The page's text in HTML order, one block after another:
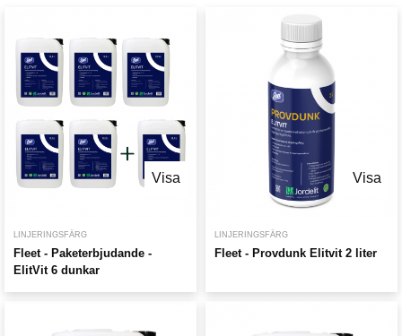
Visa
LINJERINGSFÄRG
Fleet - Paketerbjudande -
ElitVit 6 dunkar
Visa
LINJERINGSFÄRG
Fleet - Provdunk Elitvit 2 liter